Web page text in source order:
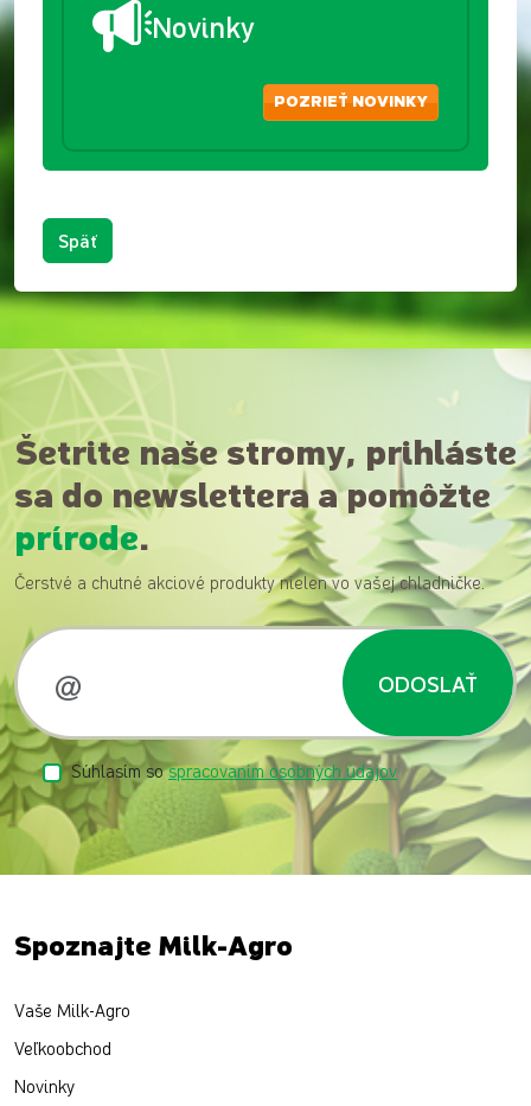
Novinky
POZRIEŤ NOVINKY
Späť
Šetrite naše stromy, prihláste
sa do newslettera a pomôžte
prírode.
Čerstvé a chutné akciové produkty nielen vo vašej chladničke.
ODOSLAŤ
Súhlasím sospracovaním osobných údajov
Spoznajte Milk-Agro
Vaše Milk-Agro
Veľkoobchod
Novinky